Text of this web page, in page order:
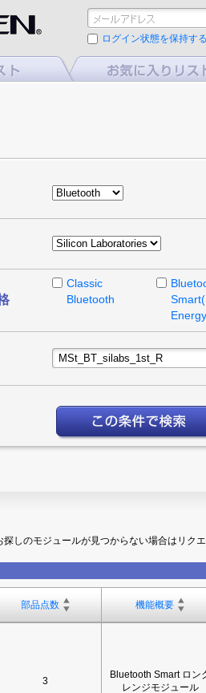
ログイン状態を保持する
Classic
Bluetooth
探しのモジュールが見つからない場合はリクエ
部品点数 機能概要
3
Bluetooth Smart ロン
レンジモジュール